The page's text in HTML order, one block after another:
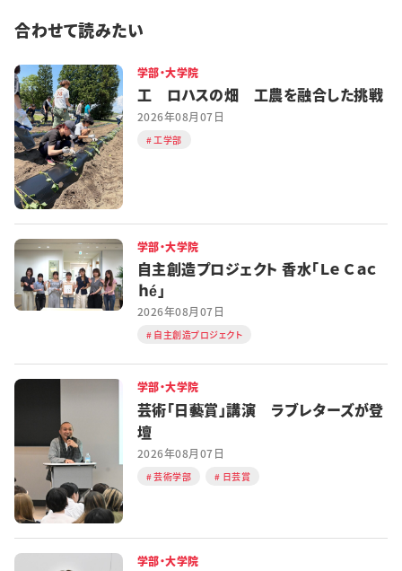
合わせて読みたい
学部・大学院
工 ロハスの畑 工農を融合した挑戦
2026年08月07日
工学部
学部・大学院
自主創造プロジェクト 香水「Ｌｅ Ｃａｃ
ｈé」
2026年08月07日
自主創造プロジェクト
学部・大学院
芸術「日藝賞」講演 ラブレターズが登
壇
2026年08月07日
芸術学部 日芸賞
学部・大学院